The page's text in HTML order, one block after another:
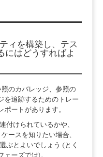
ィを構築し、テス
にはどうすればよ
のカバレッジ、参照の
を追跡するためのトレー
ートがあります。
付けられているかや、
ースを知りたい場合、
ぶとよいでしょう (とく
ーズでは)。